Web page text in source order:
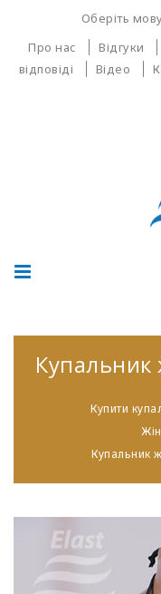
Оберіть
Про нас
Відгуки
відповіді
Відео
Купальник
Купити
Купальник